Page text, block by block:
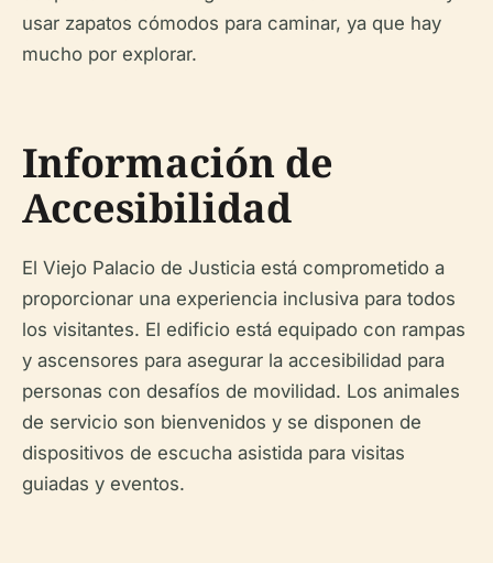
usar zapatos cómodos para caminar, ya que hay
mucho por explorar.
Información de
Accesibilidad
El Viejo Palacio de Justicia está comprometido a
proporcionar una experiencia inclusiva para todos
los visitantes. El edificio está equipado con rampas
y ascensores para asegurar la accesibilidad para
personas con desafíos de movilidad. Los animales
de servicio son bienvenidos y se disponen de
dispositivos de escucha asistida para visitas
guiadas y eventos.